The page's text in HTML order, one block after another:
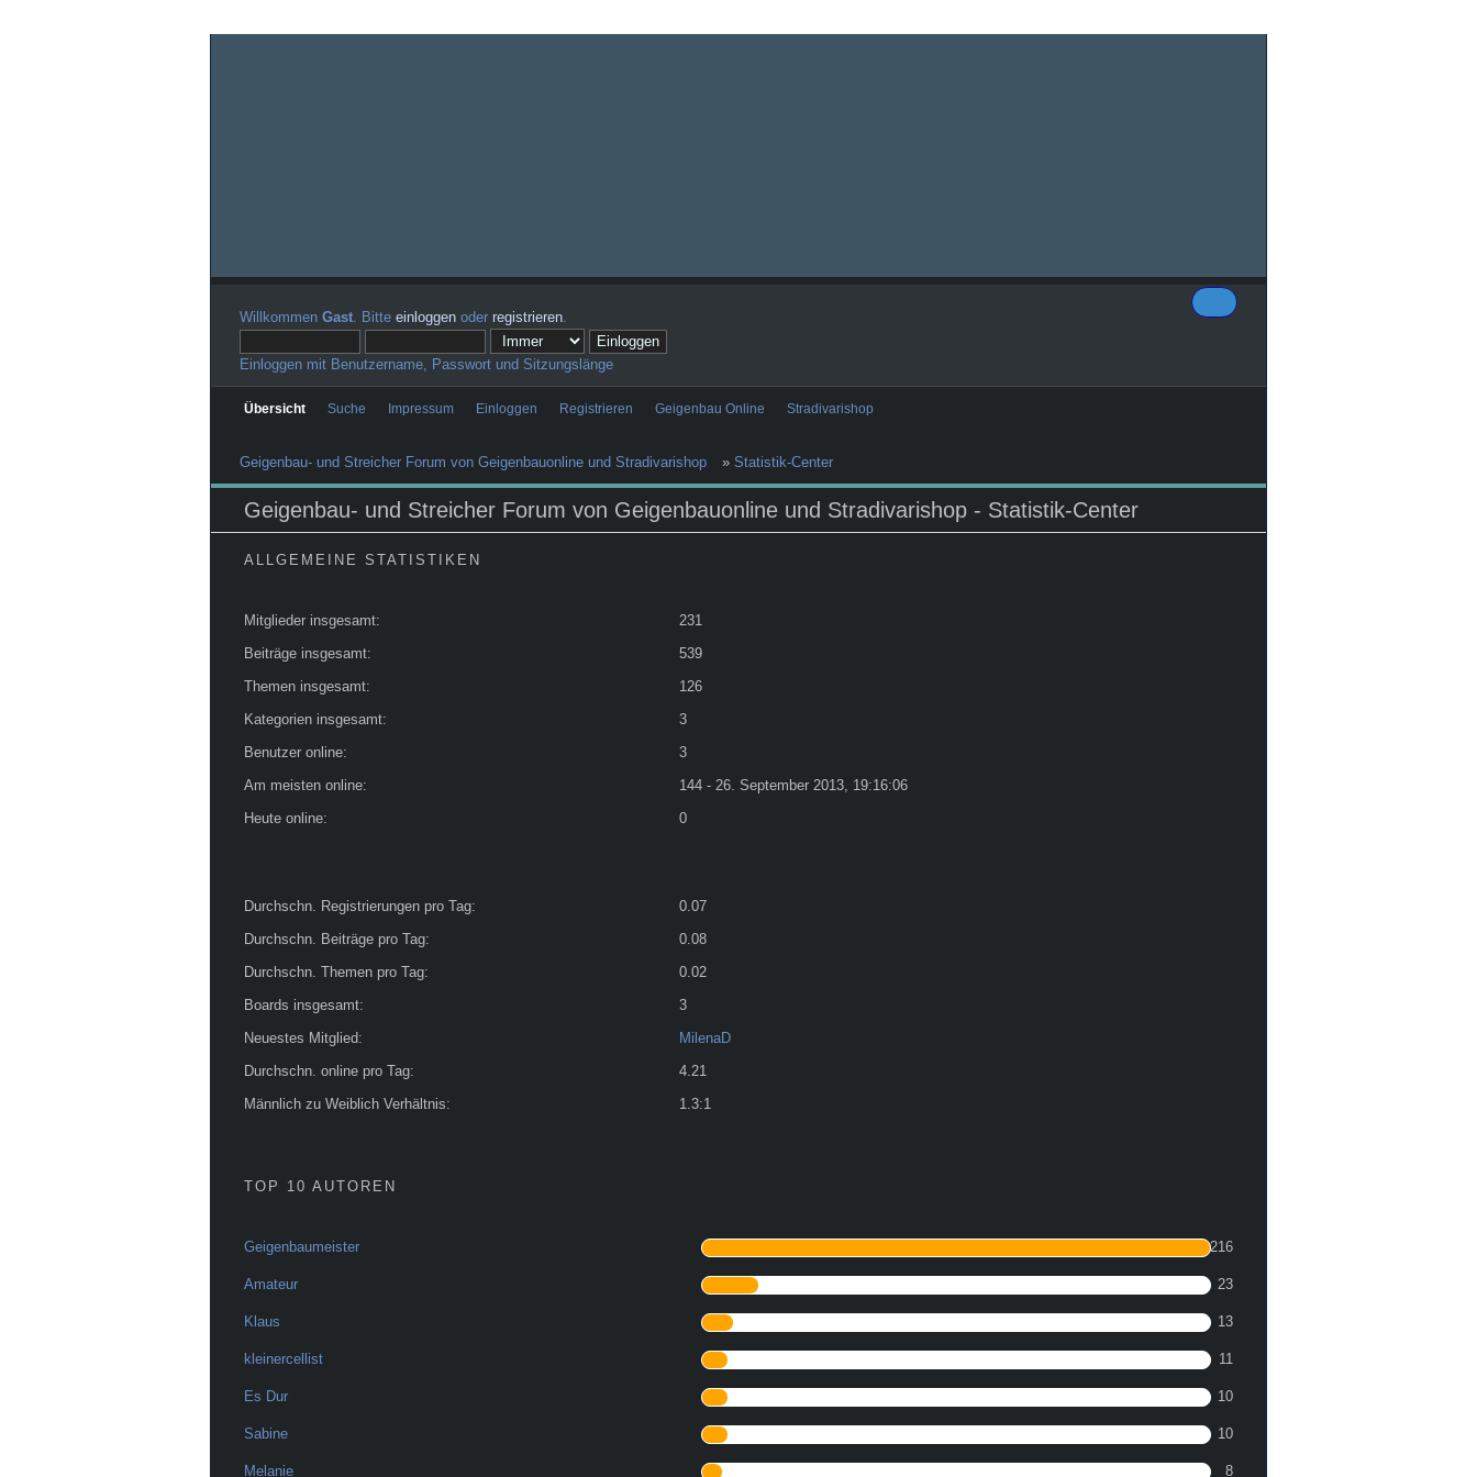
Willkommen Gast . Bitte einloggen oder registrieren
Einloggen mit Benutzername, Passwort und Sitzungslänge
Übersicht Suche Impressum Einloggen Registrieren Geigenbau Online Stradivarishop
Geigenbau- und Streicher Forum von Geigenbauonline und Stradivarishop » Statistik-Center
Geigenbau- und Streicher Forum von Geigenbauonline und Stradivarishop - Statistik-Center
ALLGEMEINE STATISTIKEN
Mitglieder insgesamt:
231
Beiträge insgesamt:
539
Themen insgesamt:
126
Kategorien insgesamt:
3
Benutzer online:
3
Am meisten online:
144 - 26. September 2013, 19:16:06
Heute online:
0
Durchschn. Registrierungen pro Tag:
0.07
Durchschn. Beiträge pro Tag:
0.08
Durchschn. Themen pro Tag:
0.02
Boards insgesamt:
3
Neuestes Mitglied:
MilenaD
Durchschn. online pro Tag:
4.21
Männlich zu Weiblich Verhältnis:
1.3:1
TOP 10 AUTOREN
Geigenbaumeister 216
Amateur 23
Klaus 13
kleinercellist 11
Es Dur 10
Sabine 10
Melanie 8